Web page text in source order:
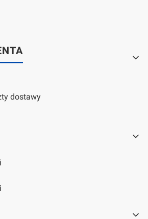
dostawy